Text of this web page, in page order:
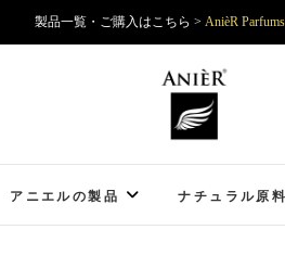
製品一覧・ご購入はこちら > AnièR
Parfums
アニエルの製品 ナチュラル原料